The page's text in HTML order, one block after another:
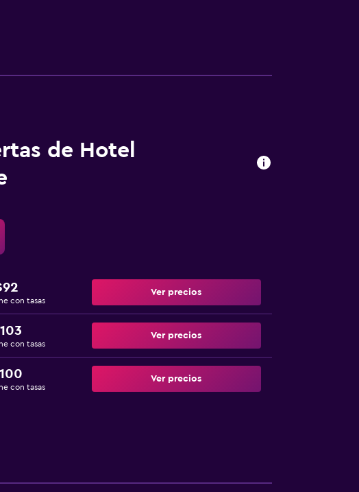
Templos. La playa de arena de Maddalusa está a 6
de Hotel
con tasas
Ver precios
con tasas
Ver precios
con tasas
Ver precios